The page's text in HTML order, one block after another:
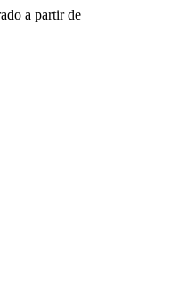
a partir de